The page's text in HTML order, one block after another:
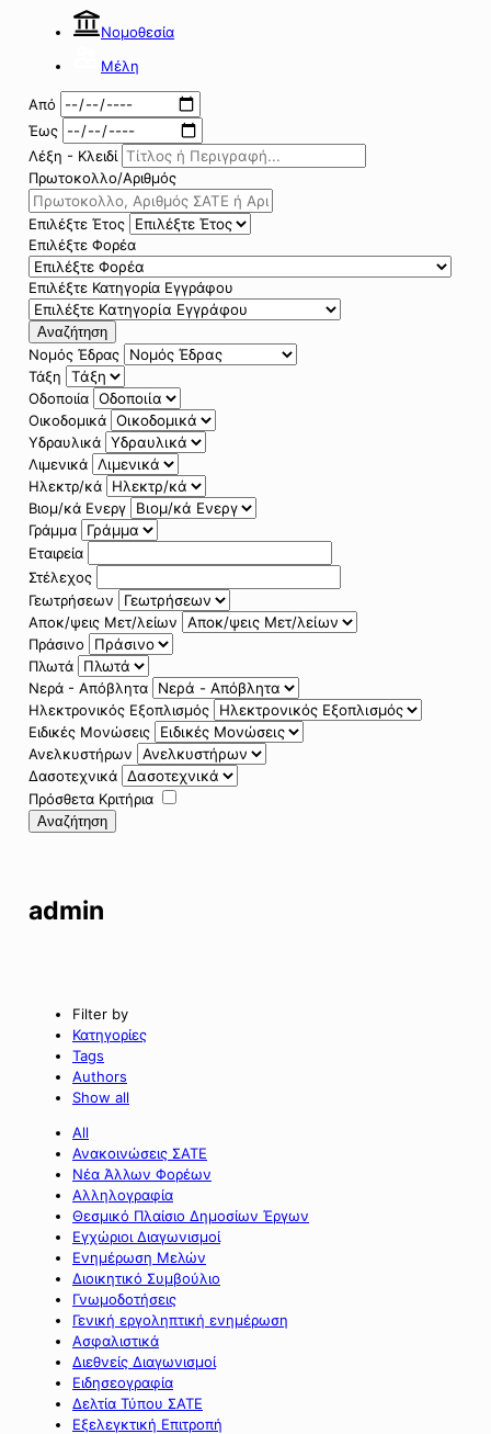
Νομοθεσία
Μέλη
Από
Έως
Λέξη - Κλειδί
Πρωτοκολλο/Αριθμός
Επιλέξτε Έτος
Επιλέξτε Φορέα
Επιλέξτε Κατηγορία Εγγράφου
Αναζήτηση
Νομός Έδρας
Τάξη
Οδοποιία
Οικοδομικά
Υδραυλικά
Λιμενικά
Ηλεκτρ/κά
Βιομ/κά Ενεργ
Γράμμα
Εταιρεία
Στέλεχος
Γεωτρήσεων
Αποκ/ψεις Μετ/λείων
Πράσινο
Πλωτά
Νερά - Απόβλητα
Ηλεκτρονικός Εξοπλισμός
Ειδικές Μονώσεις
Ανελκυστήρων
Δασοτεχνικά
Πρόσθετα Κριτήρια
Αναζήτηση
admin
Filter by
Κατηγορίες
Tags
Authors
Show all
All
Ανακοινώσεις ΣΑΤΕ
Νέα Άλλων Φορέων
Αλληλογραφία
Θεσμικό Πλαίσιο Δημοσίων Έργων
Εγχώριοι Διαγωνισμοί
Ενημέρωση Μελών
Διοικητικό Συμβούλιο
Γνωμοδοτήσεις
Γενική εργοληπτική ενημέρωση
Ασφαλιστικά
Διεθνείς Διαγωνισμοί
Ειδησεογραφία
Δελτία Τύπου ΣΑΤΕ
Εξελεγκτική Επιτροπή